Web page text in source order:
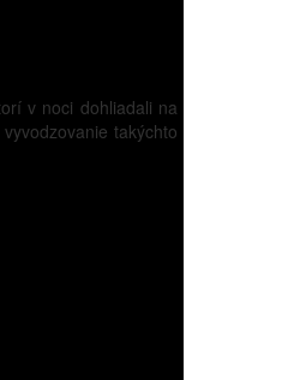
v noci dohliadali na
takýchto